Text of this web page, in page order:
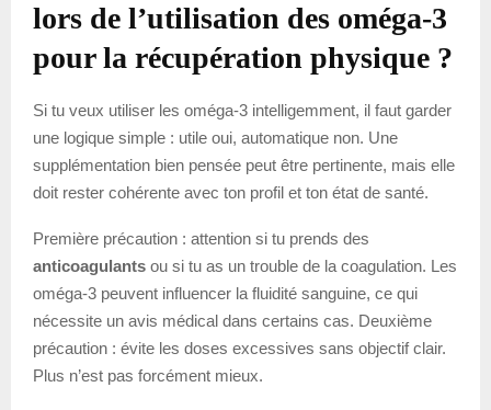
lors de l’utilisation des oméga-3
pour la récupération physique ?
Si tu veux utiliser les oméga-3 intelligemment, il faut garder
une logique simple : utile oui, automatique non. Une
supplémentation bien pensée peut être pertinente, mais elle
doit rester cohérente avec ton profil et ton état de santé.
Première précaution : attention si tu prends des
anticoagulants ou si tu as un trouble de la coagulation. Les
oméga-3 peuvent influencer la fluidité sanguine, ce qui
nécessite un avis médical dans certains cas. Deuxième
précaution : évite les doses excessives sans objectif clair.
Plus n’est pas forcément mieux.